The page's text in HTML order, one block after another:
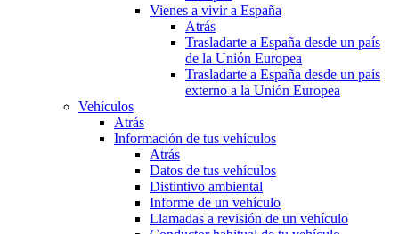
Vienes a vivir a España
Atrás
Trasladarte a España desde un país
de la Unión Europea
Trasladarte a España desde un país
externo a la Unión Europea
Vehículos
Atrás
Información de tus vehículos
Atrás
Datos de tus vehículos
Distintivo ambiental
Informe de un vehículo
Llamadas a revisión de un vehículo